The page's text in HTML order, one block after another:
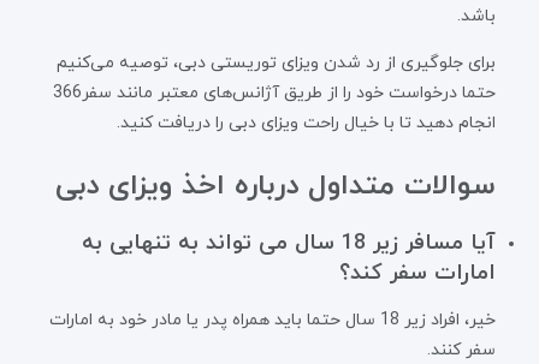
باشد.
برای جلوگیری از رد شدن ویزای توریستی دبی، توصیه می‌کنیم
حتما درخواست خود را از طریق آژانس‌های معتبر مانند سفر366
انجام دهید تا با خیال راحت ویزای دبی را دریافت کنید.
سوالات متداول درباره اخذ ویزای دبی
آیا مسافر زیر 18 سال می تواند به تنهایی به
امارات سفر کند؟
خیر، افراد زیر 18 سال حتما باید همراه پدر یا مادر خود به امارات
سفر کنند.